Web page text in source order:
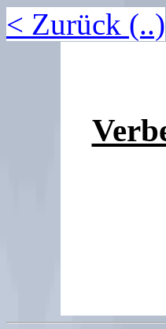
< Zurück (..)